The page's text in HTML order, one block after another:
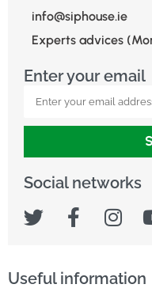
info@siphouse.ie
Experts advices
Enter your email
Social networks
Useful information